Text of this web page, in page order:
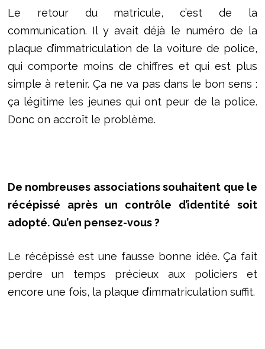
Le retour du matricule, c’est de la
communication. Il y avait déjà le numéro de la
plaque d’immatriculation de la voiture de police,
qui comporte moins de chiffres et qui est plus
simple à retenir. Ça ne va pas dans le bon sens :
ça légitime les jeunes qui ont peur de la police.
Donc on accroît le problème.
De nombreuses associations souhaitent que le
récépissé après un contrôle d’identité soit
adopté. Qu’en pensez-vous ?
Le récépissé est une fausse bonne idée. Ça fait
perdre un temps précieux aux policiers et
encore une fois, la plaque d’immatriculation suffit.